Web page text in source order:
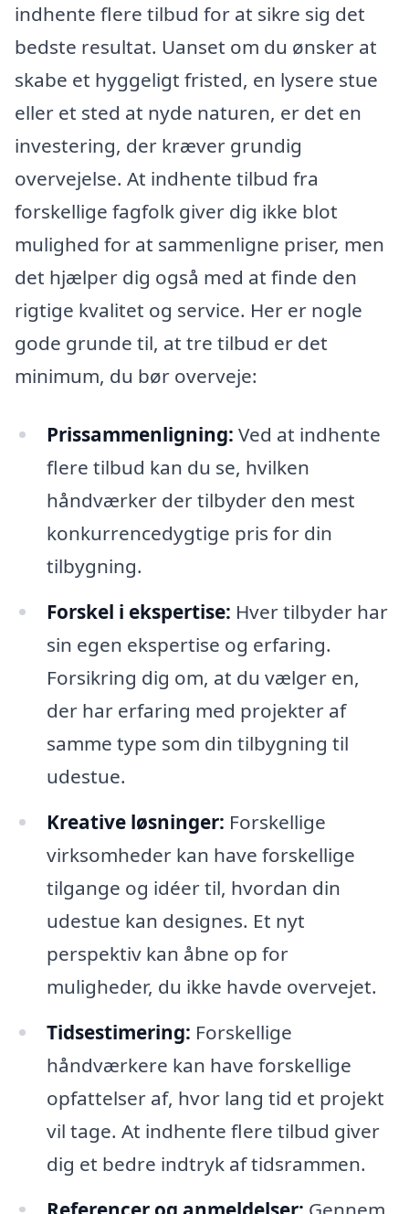
indhente flere tilbud for at sikre sig det
bedste resultat. Uanset om du ønsker at
skabe et hyggeligt fristed, en lysere stue
eller et sted at nyde naturen, er det en
investering, der kræver grundig
overvejelse. At indhente tilbud fra
forskellige fagfolk giver dig ikke blot
mulighed for at sammenligne priser, men
det hjælper dig også med at finde den
rigtige kvalitet og service. Her er nogle
gode grunde til, at tre tilbud er det
minimum, du bør overveje:
Prissammenligning: Ved at indhente
flere tilbud kan du se, hvilken
håndværker der tilbyder den mest
konkurrencedygtige pris for din
tilbygning.
Forskel i ekspertise: Hver tilbyder har
sin egen ekspertise og erfaring.
Forsikring dig om, at du vælger en,
der har erfaring med projekter af
samme type som din tilbygning til
udestue.
Kreative løsninger: Forskellige
virksomheder kan have forskellige
tilgange og idéer til, hvordan din
udestue kan designes. Et nyt
perspektiv kan åbne op for
muligheder, du ikke havde overvejet.
Tidsestimering: Forskellige
håndværkere kan have forskellige
opfattelser af, hvor lang tid et projekt
vil tage. At indhente flere tilbud giver
dig et bedre indtryk af tidsrammen.